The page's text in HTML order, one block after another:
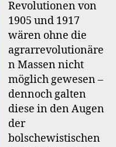
Revolutionen von
1905 und 1917
wären ohne die
agrarrevolutionäre
n Massen nicht
möglich gewesen –
dennoch galten
diese in den Augen
der
bolschewistischen